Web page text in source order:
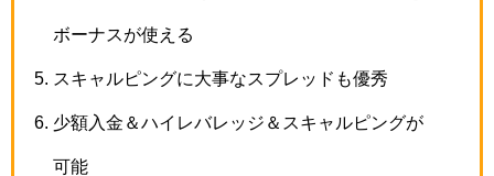
ボーナスが使える
スキャルピングに大事なスプレッドも優秀
少額入金＆ハイレバレッジ＆スキャルピングが
可能